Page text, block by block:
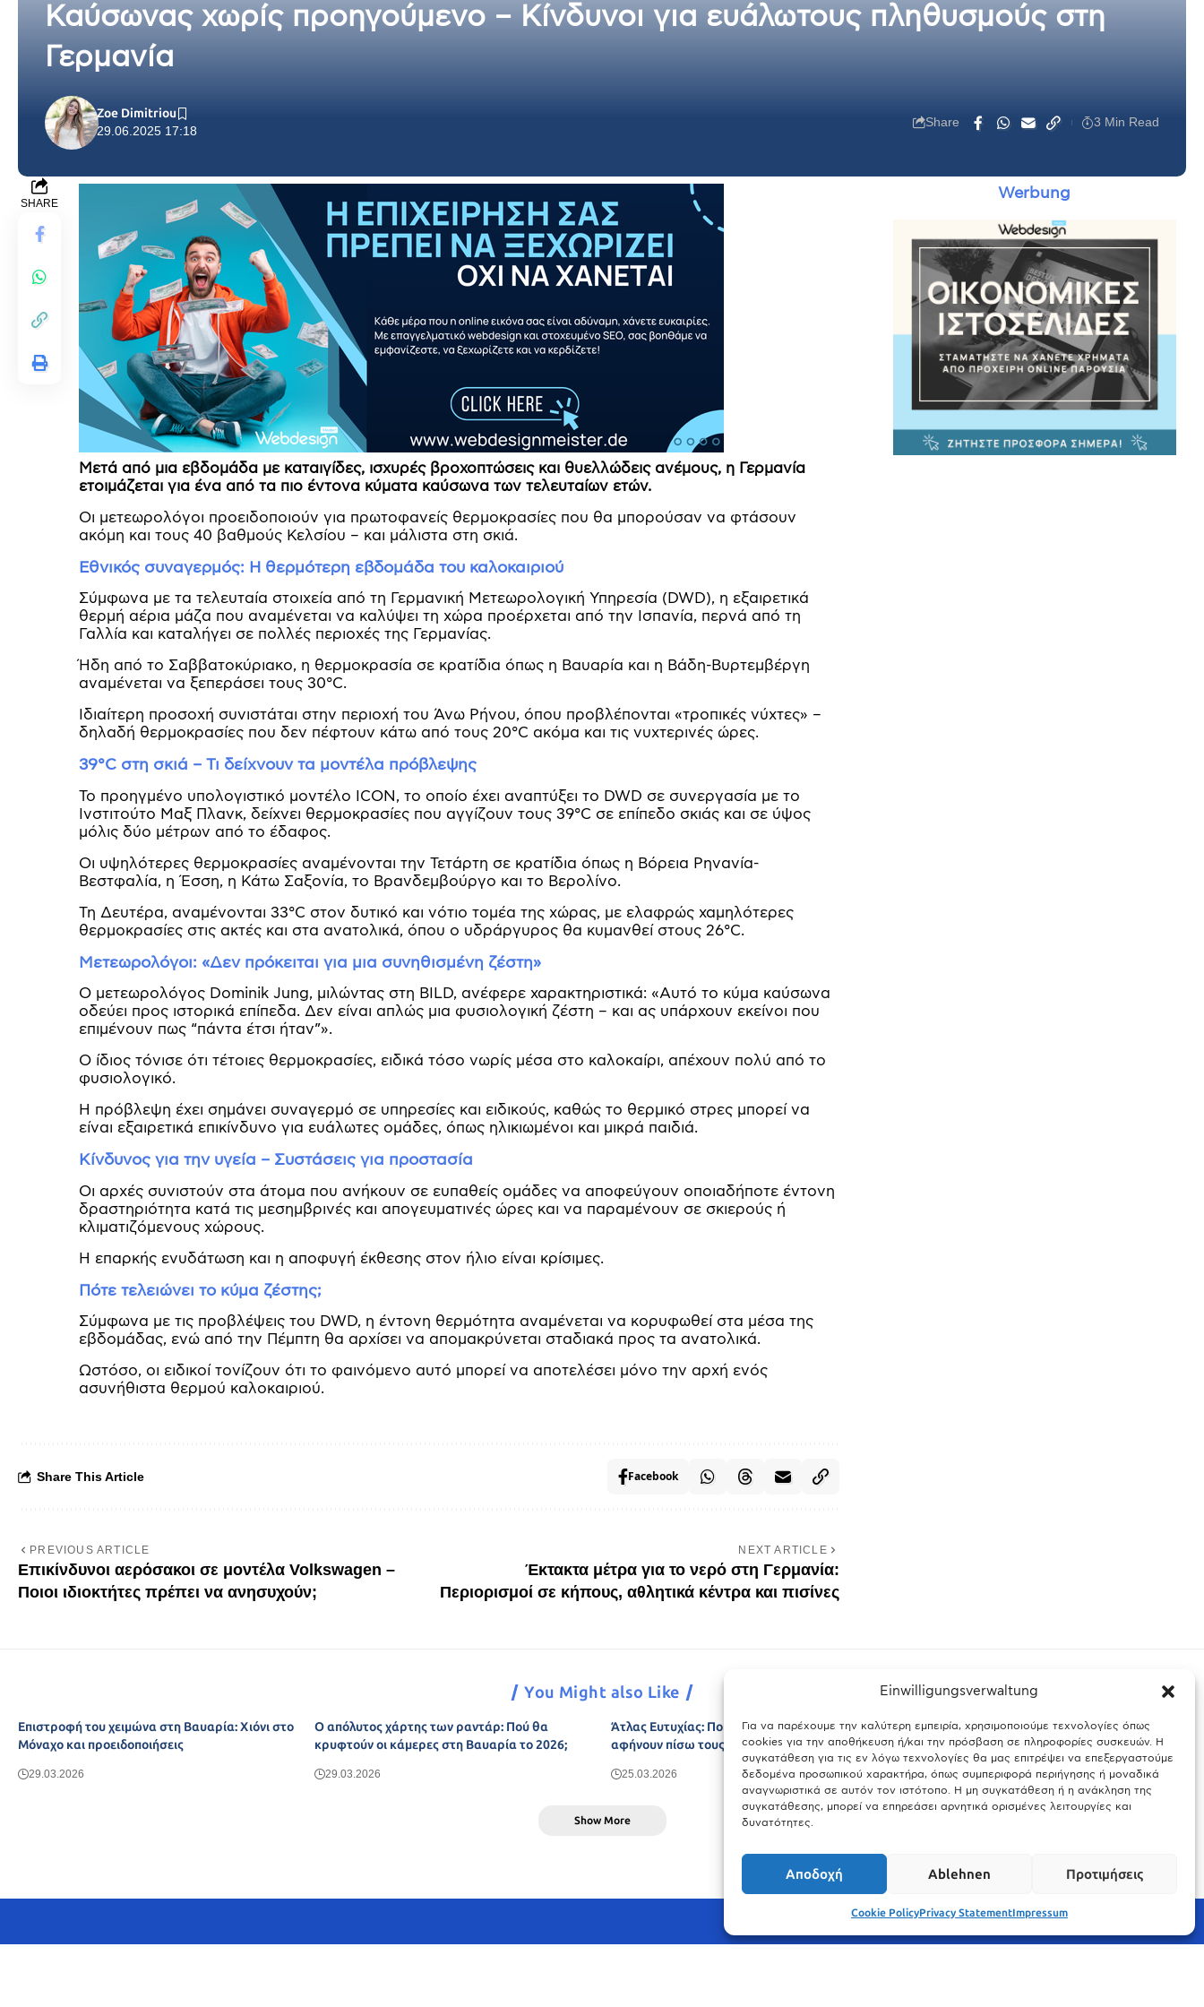
Einwilligungsverwaltung
Για να παρέχουμε την καλύτερη εμπειρία, χρησιμοποιούμε τεχνολογίες όπως
cookies για την αποθήκευση ή/και την πρόσβαση σε πληροφορίες συσκευών. Η
συγκατάθεση για τις εν λόγω τεχνολογίες θα μας επιτρέψει να επεξεργαστούμε
δεδομένα προσωπικού χαρακτήρα, όπως συμπεριφορά περιήγησης ή μοναδικά
αναγνωριστικά σε αυτόν τον ιστότοπο. Η μη συγκατάθεση ή η ανάκληση της
συγκατάθεσης, μπορεί να επηρεάσει αρνητικά ορισμένες λειτουργίες και
δυνατότητες.
Αποδοχή Ablehnen Προτιμήσεις
Cookie PolicyPrivacy StatementImpressum
Καύσωνας χωρίς προηγούμενο – Κίνδυνοι για ευάλωτους πληθυσμούς στη
Γερμανία
29.06.2025 17:18
Zoe Dimitriou
Share 3 Min Read
SHARE
Μετά από μια εβδομάδα με καταιγίδες, ισχυρές βροχοπτώσεις και θυελλώδεις ανέμους, η Γερμανία
ετοιμάζεται για ένα από τα πιο έντονα κύματα καύσωνα των τελευταίων ετών.
Οι μετεωρολόγοι προειδοποιούν για πρωτοφανείς θερμοκρασίες που θα μπορούσαν να φτάσουν
ακόμη και τους 40 βαθμούς Κελσίου – και μάλιστα στη σκιά.
Εθνικός συναγερμός: Η θερμότερη εβδομάδα του καλοκαιριού
Σύμφωνα με τα τελευταία στοιχεία από τη Γερμανική Μετεωρολογική Υπηρεσία (DWD), η εξαιρετικά
θερμή αέρια μάζα που αναμένεται να καλύψει τη χώρα προέρχεται από την Ισπανία, περνά από τη
Γαλλία και καταλήγει σε πολλές περιοχές της Γερμανίας.
Ήδη από το Σαββατοκύριακο, η θερμοκρασία σε κρατίδια όπως η Βαυαρία και η Βάδη-Βυρτεμβέργη
αναμένεται να ξεπεράσει τους 30°C.
Ιδιαίτερη προσοχή συνιστάται στην περιοχή του Άνω Ρήνου, όπου προβλέπονται «τροπικές νύχτες» –
δηλαδή θερμοκρασίες που δεν πέφτουν κάτω από τους 20°C ακόμα και τις νυχτερινές ώρες.
39°C στη σκιά – Τι δείχνουν τα μοντέλα πρόβλεψης
Το προηγμένο υπολογιστικό μοντέλο ICON, το οποίο έχει αναπτύξει το DWD σε συνεργασία με το
Ινστιτούτο Μαξ Πλανκ, δείχνει θερμοκρασίες που αγγίζουν τους 39°C σε επίπεδο σκιάς και σε ύψος
μόλις δύο μέτρων από το έδαφος.
Οι υψηλότερες θερμοκρασίες αναμένονται την Τετάρτη σε κρατίδια όπως η Βόρεια Ρηνανία-
Βεστφαλία, η Έσση, η Κάτω Σαξονία, το Βρανδεμβούργο και το Βερολίνο.
Τη Δευτέρα, αναμένονται 33°C στον δυτικό και νότιο τομέα της χώρας, με ελαφρώς χαμηλότερες
θερμοκρασίες στις ακτές και στα ανατολικά, όπου ο υδράργυρος θα κυμανθεί στους 26°C.
Μετεωρολόγοι: «Δεν πρόκειται για μια συνηθισμένη ζέστη»
Ο μετεωρολόγος Dominik Jung, μιλώντας στη BILD, ανέφερε χαρακτηριστικά: «Αυτό το κύμα καύσωνα
οδεύει προς ιστορικά επίπεδα. Δεν είναι απλώς μια φυσιολογική ζέστη – και ας υπάρχουν εκείνοι που
επιμένουν πως “πάντα έτσι ήταν”».
Ο ίδιος τόνισε ότι τέτοιες θερμοκρασίες, ειδικά τόσο νωρίς μέσα στο καλοκαίρι, απέχουν πολύ από το
φυσιολογικό.
Η πρόβλεψη έχει σημάνει συναγερμό σε υπηρεσίες και ειδικούς, καθώς το θερμικό στρες μπορεί να
είναι εξαιρετικά επικίνδυνο για ευάλωτες ομάδες, όπως ηλικιωμένοι και μικρά παιδιά.
Κίνδυνος για την υγεία – Συστάσεις για προστασία
Οι αρχές συνιστούν στα άτομα που ανήκουν σε ευπαθείς ομάδες να αποφεύγουν οποιαδήποτε έντονη
δραστηριότητα κατά τις μεσημβρινές και απογευματινές ώρες και να παραμένουν σε σκιερούς ή
κλιματιζόμενους χώρους.
Η επαρκής ενυδάτωση και η αποφυγή έκθεσης στον ήλιο είναι κρίσιμες.
Πότε τελειώνει το κύμα ζέστης;
Σύμφωνα με τις προβλέψεις του DWD, η έντονη θερμότητα αναμένεται να κορυφωθεί στα μέσα της
εβδομάδας, ενώ από την Πέμπτη θα αρχίσει να απομακρύνεται σταδιακά προς τα ανατολικά.
Ωστόσο, οι ειδικοί τονίζουν ότι το φαινόμενο αυτό μπορεί να αποτελέσει μόνο την αρχή ενός
ασυνήθιστα θερμού καλοκαιριού.
Share This Article Facebook
PREVIOUS ARTICLE
Επικίνδυνοι αερόσακοι σε μοντέλα Volkswagen –
Ποιοι ιδιοκτήτες πρέπει να ανησυχούν;
NEXT ARTICLE
Έκτακτα μέτρα για το νερό στη Γερμανία:
Περιορισμοί σε κήπους, αθλητικά κέντρα και πισίνες
Werbung
You Might also Like
Επιστροφή του χειμώνα στη Βαυαρία: Χιόνι στο
Μόναχο και προειδοποιήσεις
29.03.2026
Ο απόλυτος χάρτης των ραντάρ: Πού θα
κρυφτούν οι κάμερες στη Βαυαρία το 2026;
29.03.2026
Άτλας Ευτυχίας: Ποιες πόλεις της Βαυαρίας
αφήνουν πίσω τους το Μόναχο;
25.03.2026
Θύελλα χτυπά το Μόναχο: Κίνδυνος από τους
ισχυρούς ανέμους και τις καταιγίδες
25.03.2026
Show More